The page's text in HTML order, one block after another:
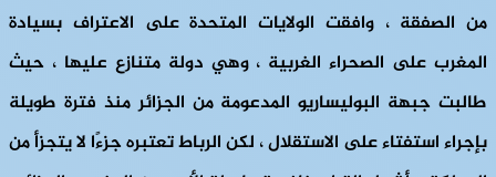
من الصفقة ، وافقت الولايات المتحدة على الاعتراف بسيادة
المغرب على الصحراء الغربية ، وهي دولة متنازع عليها ، حيث
طالبت جبهة البوليساريو المدعومة من الجزائر منذ فترة طويلة
بإجراء استفتاء على الاستقلال ، لكن الرباط تعتبره جزءًا لا يتجزأ من